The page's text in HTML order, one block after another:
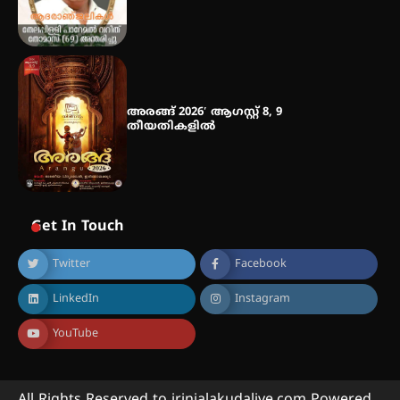
അരങ്ങ് 2026′ ആഗസ്റ്റ് 8, 9
തീയതികളിൽ
Get In Touch
Twitter Facebook
LinkedIn Instagram
YouTube